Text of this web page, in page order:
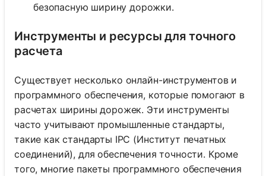
безопасную ширину дорожки.
Инструменты и ресурсы для точного
расчета
Существует несколько онлайн-инструментов и
программного обеспечения, которые помогают в
расчетах ширины дорожек. Эти инструменты
часто учитывают промышленные стандарты,
такие как стандарты IPC (Институт печатных
соединений), для обеспечения точности. Кроме
того, многие пакеты программного обеспечения